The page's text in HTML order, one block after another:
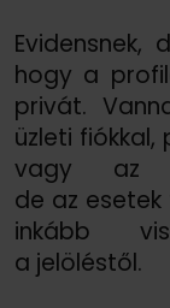
Evidensnek,
hogy a
privát.
üzleti
vagy az
de az
inkább
a jelöléstől.